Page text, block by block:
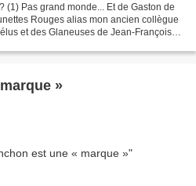
(1) Pas grand monde... Et de Gaston de
Rouges alias mon ancien collègue
et des Glaneuses de Jean-François
»